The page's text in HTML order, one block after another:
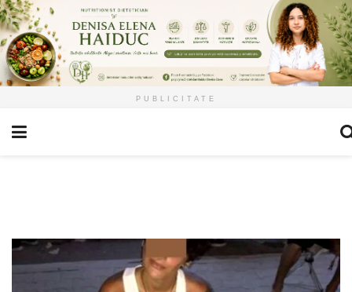
PUBLICITATE